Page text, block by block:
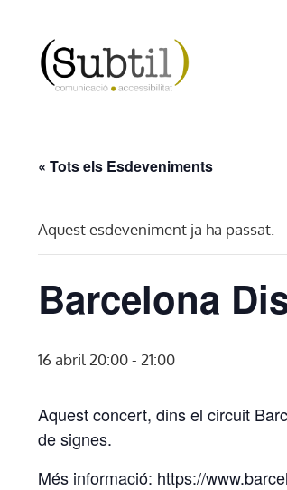
contingut
« Tots els Esdeveniments
Aquest esdeveniment ja ha passat.
Barcelona
16 abril 20:00- 21:00
Aquest concert, dins el circuit
de signes.
Més informació: https://